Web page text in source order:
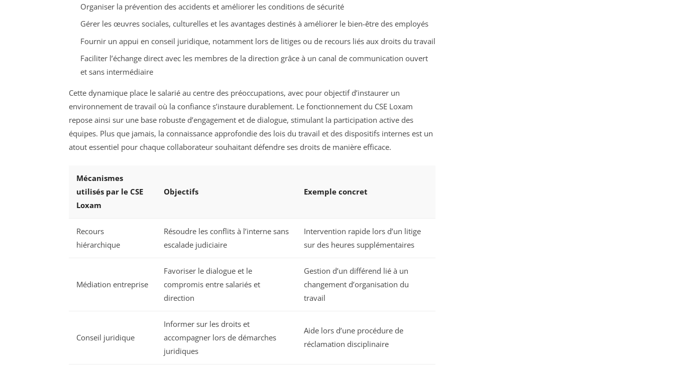
Organiser la prévention des accidents et améliorer les conditions de sécurité
Gérer les œuvres sociales, culturelles et les avantages destinés à améliorer le bien-être des employés
Fournir un appui en conseil juridique, notamment lors de litiges ou de recours liés aux droits du travail
Faciliter l’échange direct avec les membres de la direction grâce à un canal de communication ouvert
et sans intermédiaire
Cette dynamique place le salarié au centre des préoccupations, avec pour objectif d’instaurer un
environnement de travail où la confiance s’instaure durablement. Le fonctionnement du CSE Loxam
repose ainsi sur une base robuste d’engagement et de dialogue, stimulant la participation active des
équipes. Plus que jamais, la connaissance approfondie des lois du travail et des dispositifs internes est un
atout essentiel pour chaque collaborateur souhaitant défendre ses droits de manière efficace.
Mécanismes
utilisés par le CSE
Loxam
Objectifs Exemple concret
Recours
hiérarchique
Résoudre les conflits à l’interne sans
escalade judiciaire
Intervention rapide lors d’un litige
sur des heures supplémentaires
Médiation entreprise
Favoriser le dialogue et le
compromis entre salariés et
direction
Gestion d’un différend lié à un
changement d’organisation du
travail
Conseil juridique
Informer sur les droits et
accompagner lors de démarches
juridiques
Aide lors d’une procédure de
réclamation disciplinaire